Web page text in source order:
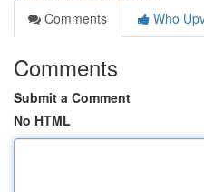
Comments
Who
Comments
Submit a Comment
No HTML